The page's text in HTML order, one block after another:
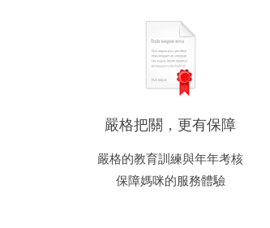
嚴格把關，更有保障
嚴格的教育訓練與年年考核
保障媽咪的服務體驗